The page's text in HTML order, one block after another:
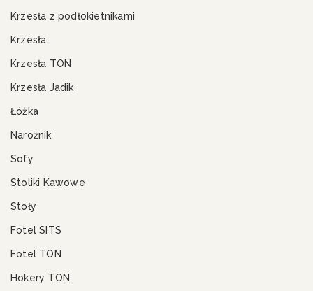
Krzesła z podłokietnikami
Krzesła
Krzesła TON
Krzesła Jadik
Łóżka
Narożnik
Sofy
Stoliki Kawowe
Stoły
Fotel SITS
Fotel TON
Hokery TON